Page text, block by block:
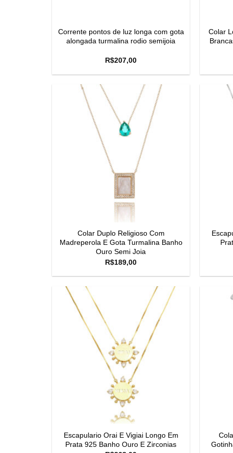
Corrente pontos de luz longa com gota
alongada turmalina rodio semijoia
R$207,00
Colar
Colar Duplo Religioso Com
Madreperola E Gota Turmalina Banho
Ouro Semi Joia
R$189,00
Escapulario Orai E Vigiai Longo Em
Prata 925 Banho Ouro E Zirconias